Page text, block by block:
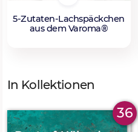
5-Zutaten-Lachspäckchen
aus dem Varoma®
In Kollektionen
36